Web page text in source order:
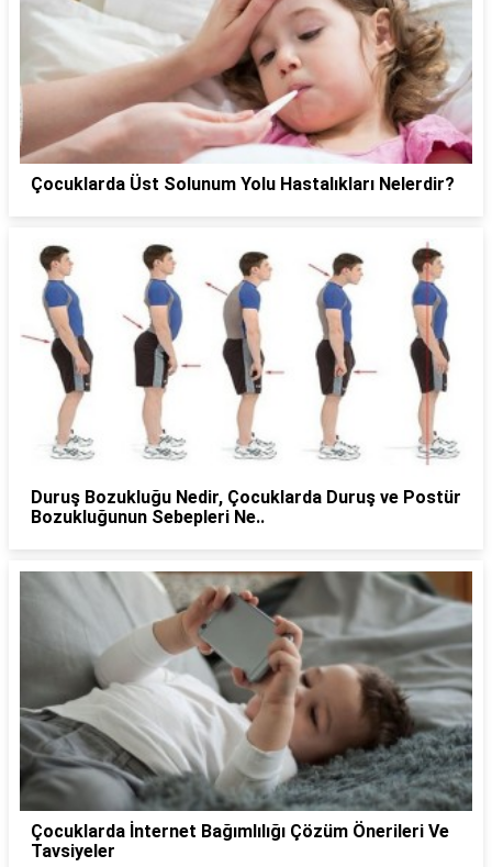
Çocuklarda Üst Solunum Yolu Hastalıkları Nelerdir?
Duruş Bozukluğu Nedir, Çocuklarda Duruş ve Postür
Bozukluğunun Sebepleri Ne..
Çocuklarda İnternet Bağımlılığı Çözüm Önerileri Ve
Tavsiyeler